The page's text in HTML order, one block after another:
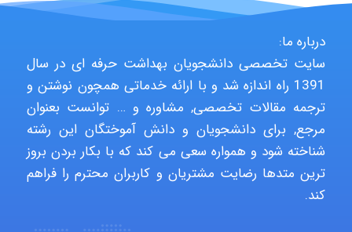
arman.m
Hasan haghparast
shbnm72
درباره ما:
سایت تخصصی دانشجویان بهداشت حرفه ای در سال
1391 راه اندازه شد و با ارائه خدماتی همچون نوشتن و
ترجمه مقالات تخصصی, مشاوره و … توانست بعنوان
مرجع, برای دانشجویان و دانش آموختگان این رشته
شناخته شود و همواره سعی می کند که با بکار بردن بروز
ترین متدها رضایت مشتریان و کاربران محترم را فراهم
کند.